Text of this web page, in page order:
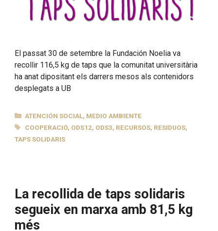
El passat 30 de setembre la Fundación Noelia va
recollir 116,5 kg de taps que la comunitat universitària
ha anat dipositant els darrers mesos als contenidors
desplegats a UB
CATEGORÍAS
ATENCIÓN SOCIAL, MEDIO AMBIENTE
ETIQUETAS
COOPERACIÓ, ODS12, ODS3, RECURSOS, RESIDUOS,
TAPS SOLIDARIS
La recollida de taps solidaris
segueix en marxa amb 81,5 kg
més